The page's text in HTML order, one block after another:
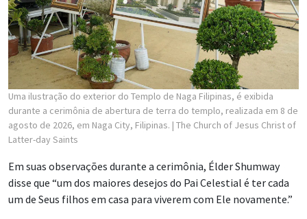
Uma ilustração do exterior do Templo de Naga Filipinas, é exibida
durante a cerimônia de abertura de terra do templo, realizada em 8 de
agosto de 2026, em Naga City, Filipinas. | The Church of Jesus Christ of
Latter-day Saints
Em suas observações durante a cerimônia, Élder Shumway
disse que “um dos maiores desejos do Pai Celestial é ter cada
um de Seus filhos em casa para viverem com Ele novamente.”